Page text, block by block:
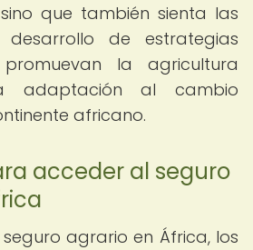
que también sienta las
de estrategias
la agricultura
adaptación al cambio
africano.
acceder al seguro
agrario en África, los